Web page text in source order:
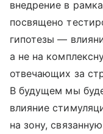
внедрение в
посвящено
гипотезы —
а не на
отвечающих за
В будущем мы
влияние
на зону,